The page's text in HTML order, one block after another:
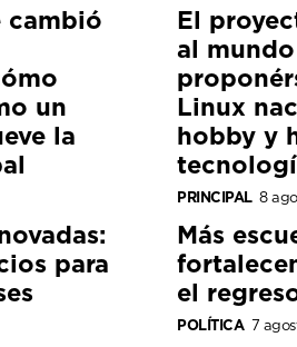
cambió
un
la
para
El
al
Linux
hobby y
PRINCIPAL 8
Más
el
POLÍTICA 7